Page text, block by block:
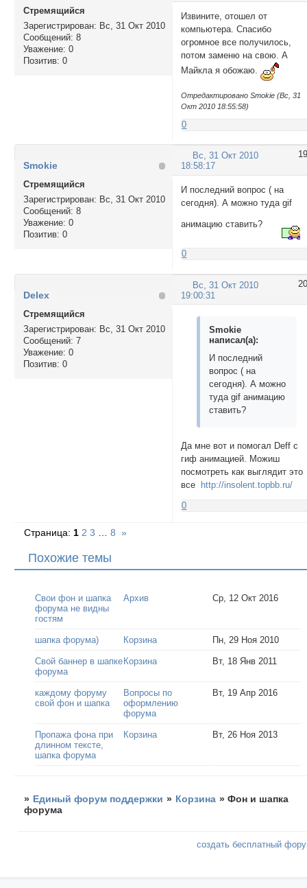
Стремящийся
Зарегистрирован: Вс, 31 Окт 2010
Сообщений: 8
Уважение: 0
Позитив: 0
Извините, отошел от
компьютера. Спасибо
огромное все получилось,
потом заменю на свою. А
Майкла я обожаю.
Отредактировано Smokie (Вс, 31
Окт 2010 18:55:58)
0
19
Вс, 31 Окт 2010
18:58:17
Smokie
Стремящийся
Зарегистрирован: Вс, 31 Окт 2010
Сообщений: 8
Уважение: 0
Позитив: 0
И последний вопрос ( на
сегодня). А можно туда gif
анимацию ставить?
0
20
Вс, 31 Окт 2010
19:00:31
Delex
Стремящийся
Зарегистрирован: Вс, 31 Окт 2010
Сообщений: 7
Уважение: 0
Позитив: 0
Smokie
написал(а):
И последний
вопрос ( на
сегодня). А можно
туда gif анимацию
ставить?
Да мне вот и помогал Deff с
гиф анимацией. Можиш
посмотреть как выглядит это
все
http://insolent.topbb.ru/
0
Страница: 1 2 3 8 »
Похожие темы
Свои фон и шапка
форума не видны
гостям
Архив Ср, 12 Окт 2016
шапка форума) Корзина Пн, 29 Ноя 2010
Свой баннер в шапке
форума
Корзина Вт, 18 Янв 2011
каждому форуму
свой фон и шапка
Вопросы по
оформлению
форума
Вт, 19 Апр 2016
Пропажа фона при
длинном тексте,
шапка форума
Корзина Вт, 26 Ноя 2013
» Единый форум поддержки » Корзина »Фон и шапка
форума
создать бесплатный